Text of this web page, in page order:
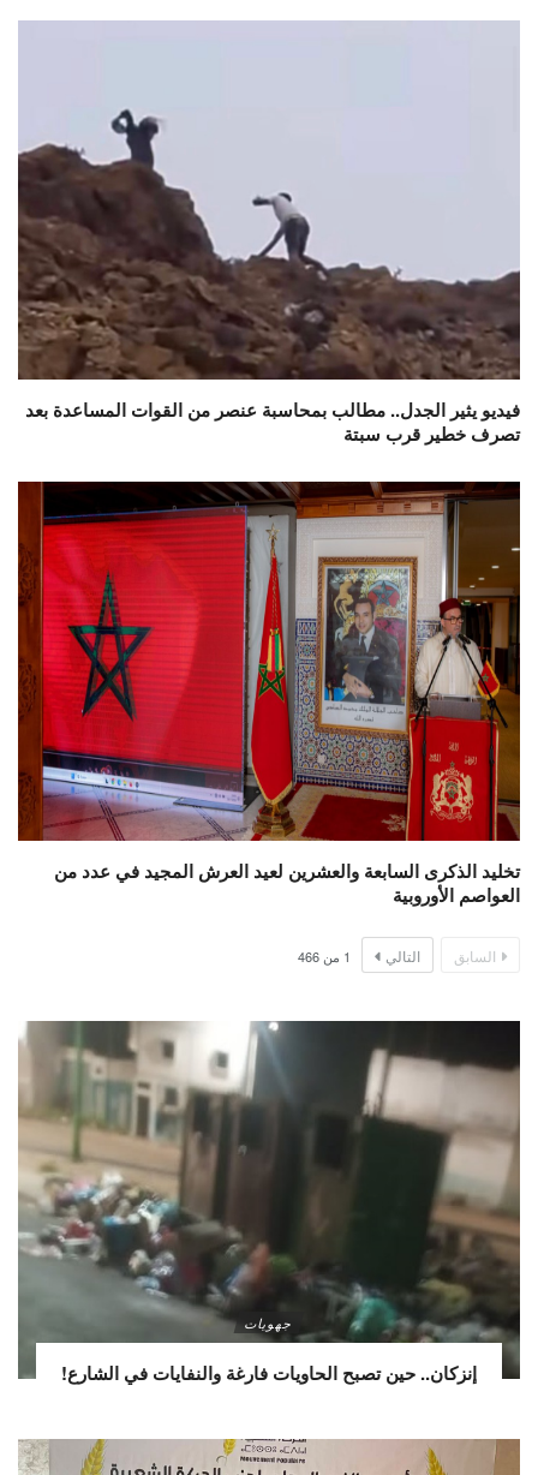
فيديو يثير الجدل.. مطالب بمحاسبة عنصر من القوات المساعدة بعد
تصرف خطير قرب سبتة
تخليد الذكرى السابعة والعشرين لعيد العرش المجيد في عدد من
العواصم الأوروبية
السابق التالي 1 من 466
جهويات
إنزكان.. حين تصبح الحاويات فارغة والنفايات في الشارع!